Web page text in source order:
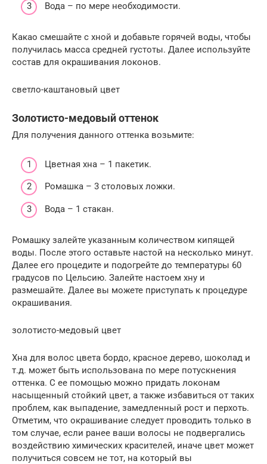
Вода – по мере необходимости.
Какао смешайте с хной и добавьте горячей воды, чтобы
получилась масса средней густоты. Далее используйте
состав для окрашивания локонов.
светло-каштановый цвет
Золотисто-медовый оттенок
Для получения данного оттенка возьмите:
Цветная хна – 1 пакетик.
Ромашка – 3 столовых ложки.
Вода – 1 стакан.
Ромашку залейте указанным количеством кипящей
воды. После этого оставьте настой на несколько минут.
Далее его процедите и подогрейте до температуры 60
градусов по Цельсию. Залейте настоем хну и
размешайте. Далее вы можете приступать к процедуре
окрашивания.
золотисто-медовый цвет
Хна для волос цвета бордо, красное дерево, шоколад и
т.д. может быть использована по мере потускнения
оттенка. С ее помощью можно придать локонам
насыщенный стойкий цвет, а также избавиться от таких
проблем, как выпадение, замедленный рост и перхоть.
Отметим, что окрашивание следует проводить только в
том случае, если ранее ваши волосы не подвергались
воздействию химических красителей, иначе цвет может
получиться совсем не тот, на который вы